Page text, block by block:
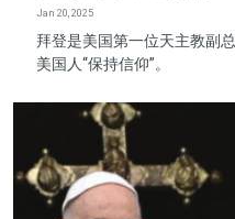
Jan 20, 2025
拜登是美国第一位天主教副
美国人“保持信仰”。